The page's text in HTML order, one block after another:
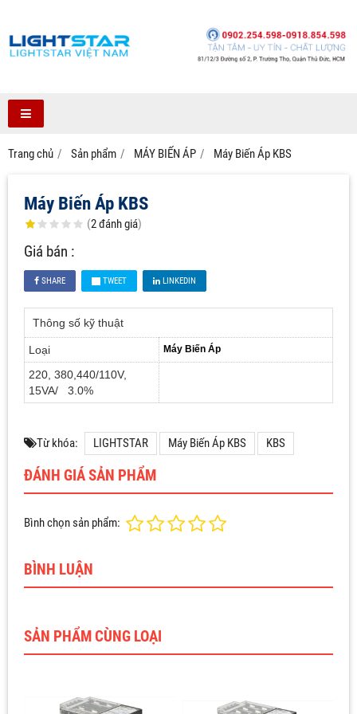
Trang chủ Sản phẩm MÁY BIẾN ÁP Máy Biến Áp KBS
Máy Biến Áp KBS
(2đánh giá)
Giá bán :
SHARE TWEET LINKEDIN
Thông số kỹ thuật
Loại Máy Biến Áp
220, 380,440/110V,
15VA/ 3.0%
Từ khóa: LIGHTSTAR Máy Biến Áp KBS KBS
ĐÁNH GIÁ SẢN PHẨM
Bình chọn sản phẩm:
BÌNH LUẬN
SẢN PHẨM CÙNG LOẠI